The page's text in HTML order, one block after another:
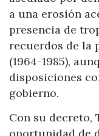
a una erosión
presencia de
recuerdos de la
(1964-1985),
disposiciones
gobierno.
Con su decreto,
oportunidad de